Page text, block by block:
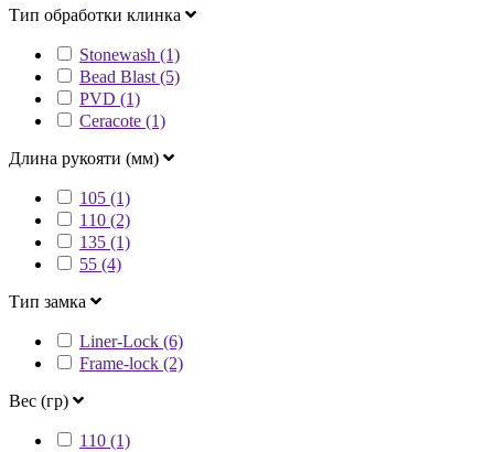
Тип обработки клинка
Stonewash (1)
Bead Blast (5)
PVD (1)
Ceracote (1)
Длина рукояти (мм)
105 (1)
110 (2)
135 (1)
55 (4)
Тип замка
Liner-Lock (6)
Frame-lock (2)
Вес (гр)
110 (1)